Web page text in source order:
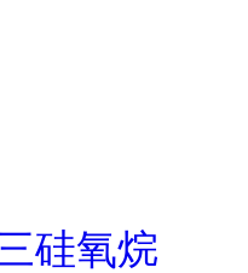
硅氧烷